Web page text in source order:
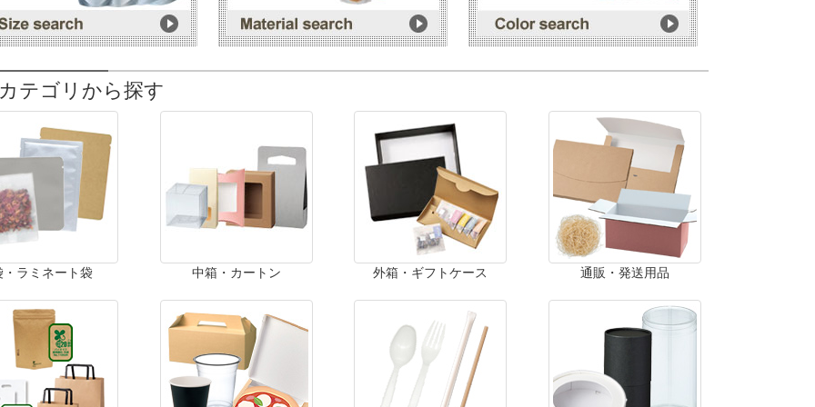
テゴリから探す
・ラミネート袋 中箱・カートン 外箱・ギフトケース 通販・発送用品